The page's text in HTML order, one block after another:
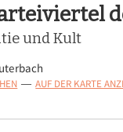
und Kult
— AUF DER KARTE